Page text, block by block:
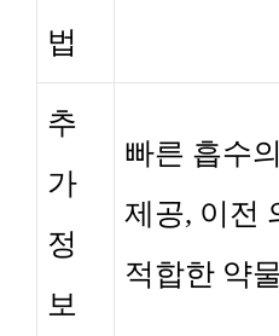
법
추
가
정
보
빠른 흡수
제공, 이전
적합한 약